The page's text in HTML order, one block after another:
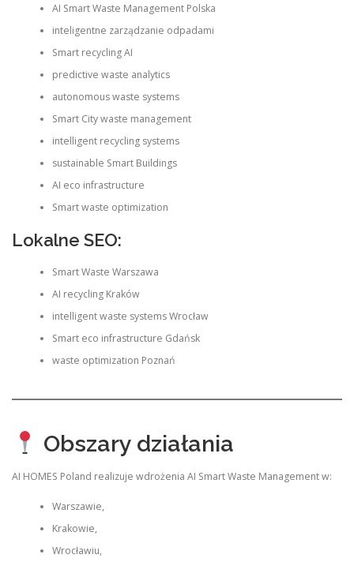
AI Smart Waste Management Polska
inteligentne zarządzanie odpadami
Smart recycling AI
predictive waste analytics
autonomous waste systems
Smart City waste management
intelligent recycling systems
sustainable Smart Buildings
AI eco infrastructure
Smart waste optimization
Lokalne SEO:
Smart Waste Warszawa
AI recycling Kraków
intelligent waste systems Wrocław
Smart eco infrastructure Gdańsk
waste optimization Poznań
Obszary działania
AI HOMES Poland realizuje wdrożenia AI Smart Waste Management w:
Warszawie,
Krakowie,
Wrocławiu,